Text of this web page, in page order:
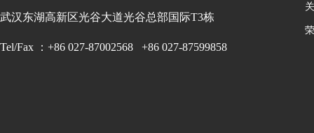
武汉东湖高新区光谷大道光谷总部国际T3栋
Tel/Fax ：+86 027-87002568 +86 027-87599858